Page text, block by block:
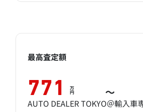
最高査定額
771 万
円 ～
AUTO DEALER TOKYO＠輸入車